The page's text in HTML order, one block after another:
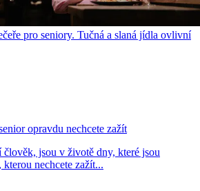
pro seniory. Tučná a slaná jídla ovlivní
opravdu nechcete zažít
člověk, jsou v životě dny, které jsou
nechcete zažít...